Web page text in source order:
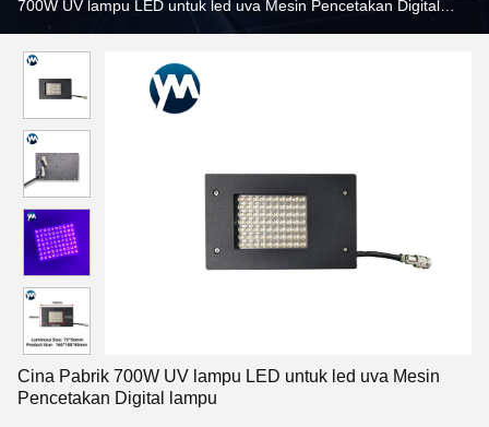
700W UV lampu LED untuk led uva Mesin Pencetakan Digital
Cina Pabrik 700W UV lampu LED untuk led uva Mesin
Pencetakan Digital lampu